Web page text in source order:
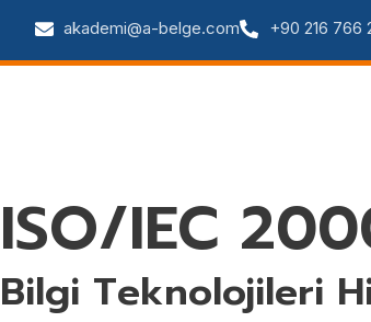
akademi@a-belge.com +90 216 766
ISO/IEC
Bilgi Teknolojileri